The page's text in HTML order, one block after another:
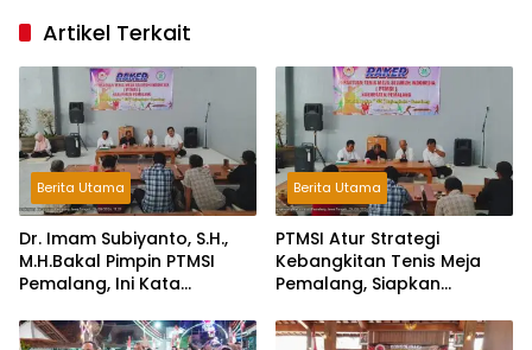
Artikel Terkait
Berita Utama
Dr. Imam Subiyanto, S.H.,
M.H.Bakal Pimpin PTMSI
Pemalang, Ini Kata
Berita Utama
PTMSI Atur Strategi
Kebangkitan Tenis Meja
Pemalang, Siapkan